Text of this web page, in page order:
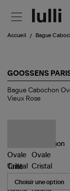
Accueil Bague
GOOSSENS
Bague
Cabochon
Bague Cabochon
Vieux Rose
Taille